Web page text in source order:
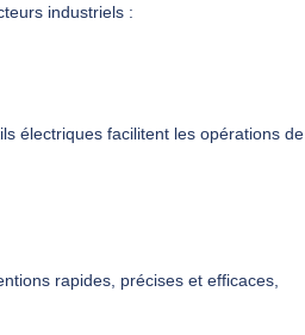
industriels :
électriques facilitent les opérations de
rapides, précises et efficaces,